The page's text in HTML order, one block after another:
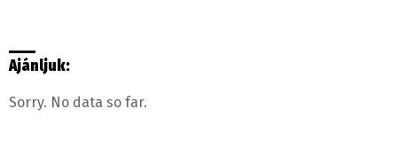
Ajánljuk:
Sorry. No data so far.